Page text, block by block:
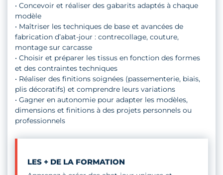
• Concevoir et réaliser des gabarits adaptés à chaque
modèle
• Maîtriser les techniques de base et avancées de
fabrication d’abat-jour : contrecollage, couture,
montage sur carcasse
• Choisir et préparer les tissus en fonction des formes
et des contraintes techniques
• Réaliser des finitions soignées (passementerie, biais,
plis décoratifs) et comprendre leurs variations
• Gagner en autonomie pour adapter les modèles,
dimensions et finitions à des projets personnels ou
professionnels
LES + DE LA FORMATION